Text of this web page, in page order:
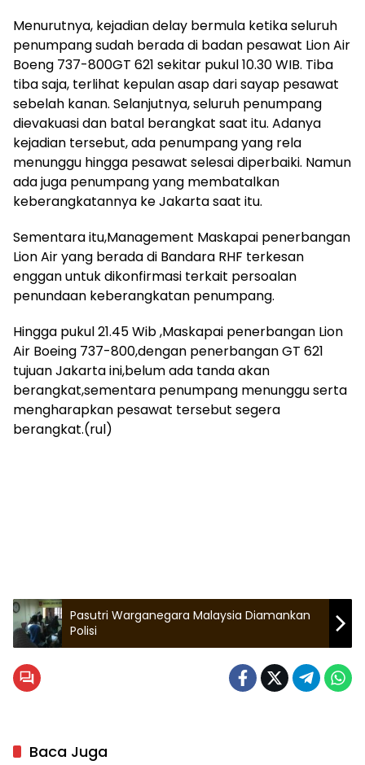
Menurutnya, kejadian delay bermula ketika seluruh
penumpang sudah berada di badan pesawat Lion Air
Boeng 737-800GT 621 sekitar pukul 10.30 WIB. Tiba
tiba saja, terlihat kepulan asap dari sayap pesawat
sebelah kanan. Selanjutnya, seluruh penumpang
dievakuasi dan batal berangkat saat itu. Adanya
kejadian tersebut, ada penumpang yang rela
menunggu hingga pesawat selesai diperbaiki. Namun
ada juga penumpang yang membatalkan
keberangkatannya ke Jakarta saat itu.
Sementara itu,Management Maskapai penerbangan
Lion Air yang berada di Bandara RHF terkesan
enggan untuk dikonfirmasi terkait persoalan
penundaan keberangkatan penumpang.
Hingga pukul 21.45 Wib ,Maskapai penerbangan Lion
Air Boeing 737-800,dengan penerbangan GT 621
tujuan Jakarta ini,belum ada tanda akan
berangkat,sementara penumpang menunggu serta
mengharapkan pesawat tersebut segera
berangkat.(rul)
Pasutri Warganegara Malaysia Diamankan
Polisi
Baca Juga